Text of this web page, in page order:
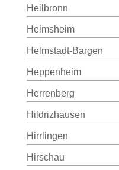
Heilbronn
Heimsheim
Helmstadt-Bargen
Heppenheim
Herrenberg
Hildrizhausen
Hirrlingen
Hirschau